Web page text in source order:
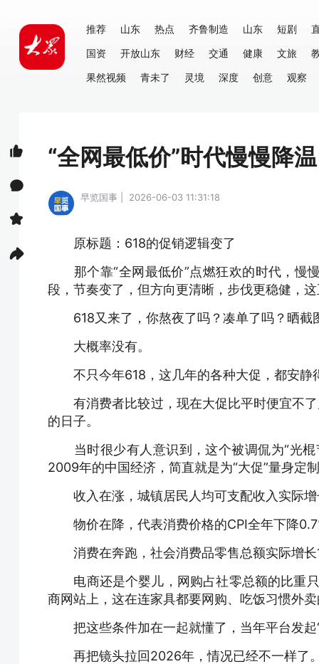
推荐 山东 热点 齐鲁制造 山东 短剧
国资
开放山东 财经 交通 健康 文旅
果然视频
青未了 灵境 深度 创意 观察
“全网最低价”时代慢慢降
早览国事 | 2026-06-03 11:31:18
原标题：618的促销逻辑变了
那个靠“全网最低价”点燃狂欢的时代，慢
段，节奏变了，但方向更清晰，步伐更稳健，
618又来了，你熬夜了吗？凑单了吗？晒截
大概率没有。
不只今年618，这几年的各种大促，都安静
有消费者比较过，现在大促比平时便宜不了
的日子。
当时很少有人意识到，这个被调侃为“光
2009年的中国经济，简直就是为“大促”量身定
收入在涨，城镇居民人均可支配收入实际增
物价在降，代表消费价格的CPI全年下降
消费在奔跑，社会消费品零售总额实际增长
电商还是个婴儿，网购占社零总额的比重只
商网站上，这在连家具都要网购、吃饭习惯外
把这些条件加在一起就懂了，当年平台发起
再把镜头拉回2026年，情况已经不一样了